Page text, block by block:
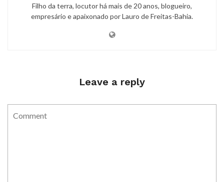
Filho da terra, locutor há mais de 20 anos, blogueiro,
empresário e apaixonado por Lauro de Freitas-Bahia.
Leave a reply